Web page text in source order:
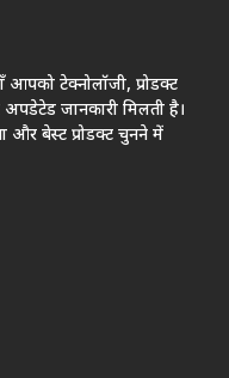
आपको टेक्नोलॉजी, प्रोडक्ट
जानकारी मिलती है।
और बेस्ट प्रोडक्ट चुनने में